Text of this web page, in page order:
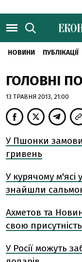
НОВИНИ ПУБЛІКАЦІЇ
ГОЛОВНІ
13 ТРАВНЯ 2013, 21:00
У Пшонки
гривень
У курячому м'ясі
знайшли
Ахметов та
свою
У Росії можуть